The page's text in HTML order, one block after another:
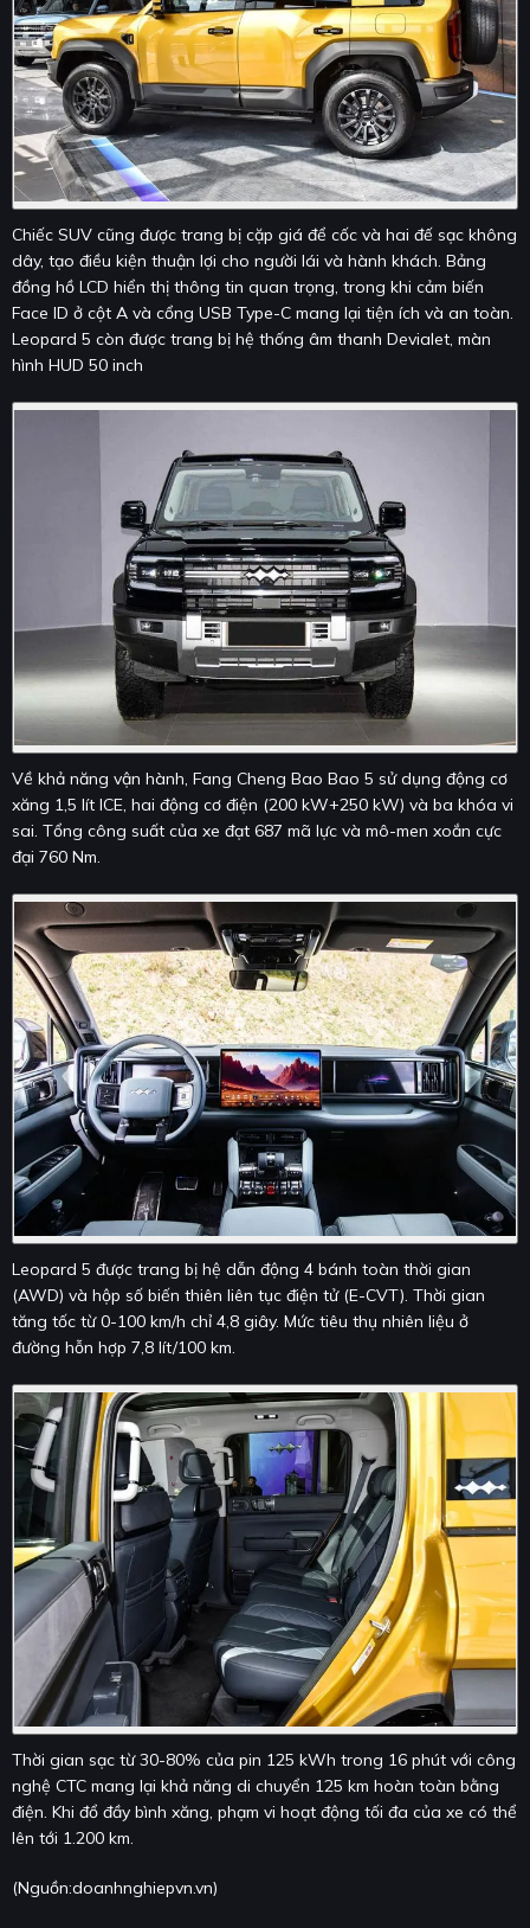
Chiếc SUV cũng được trang bị cặp giá để cốc và hai đế sạc không
dây, tạo điều kiện thuận lợi cho người lái và hành khách. Bảng
đồng hồ LCD hiển thị thông tin quan trọng, trong khi cảm biến
Face ID ở cột A và cổng USB Type-C mang lại tiện ích và an toàn.
Leopard 5 còn được trang bị hệ thống âm thanh Devialet, màn
hình HUD 50 inch
Về khả năng vận hành, Fang Cheng Bao Bao 5 sử dụng động cơ
xăng 1,5 lít ICE, hai động cơ điện (200 kW+250 kW) và ba khóa vi
sai. Tổng công suất của xe đạt 687 mã lực và mô-men xoắn cực
đại 760 Nm.
Leopard 5 được trang bị hệ dẫn động 4 bánh toàn thời gian
(AWD) và hộp số biến thiên liên tục điện tử (E-CVT). Thời gian
tăng tốc từ 0-100 km/h chỉ 4,8 giây. Mức tiêu thụ nhiên liệu ở
đường hỗn hợp 7,8 lít/100 km.
Thời gian sạc từ 30-80% của pin 125 kWh trong 16 phút với công
nghệ CTC mang lại khả năng di chuyển 125 km hoàn toàn bằng
điện. Khi đổ đầy bình xăng, phạm vi hoạt động tối đa của xe có thể
lên tới 1.200 km.
(Nguồn:doanhnghiepvn.vn)